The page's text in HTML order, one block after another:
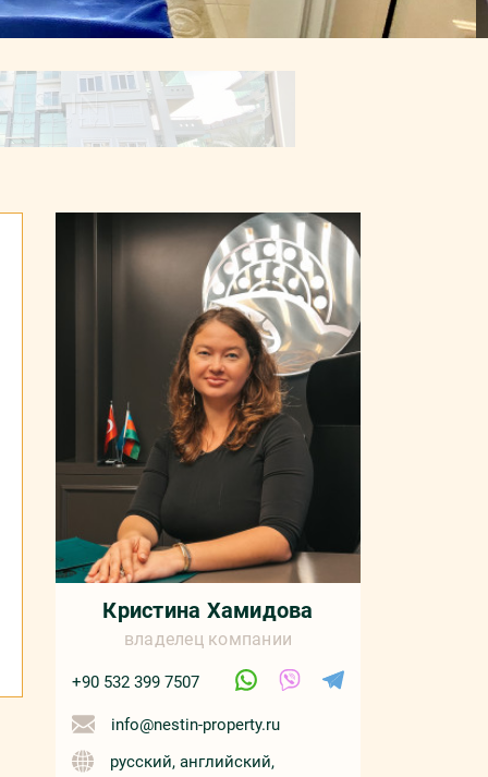
Кристина Хамидова
владелец компании
+90 532 399 7507
info@nestin-property.ru
русский, английский,